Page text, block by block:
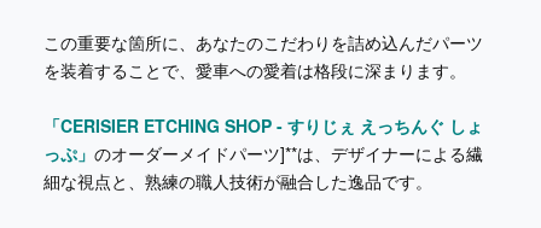
この重要な箇所に、あなたのこだわりを詰め込んだパーツ
を装着することで、愛車への愛着は格段に深まります。
「CERISIER ETCHING SHOP - すりじぇ えっちんぐ しょ
っぷ」 のオーダーメイドパーツ]**は、デザイナーによる繊
細な視点と、熟練の職人技術が融合した逸品です。